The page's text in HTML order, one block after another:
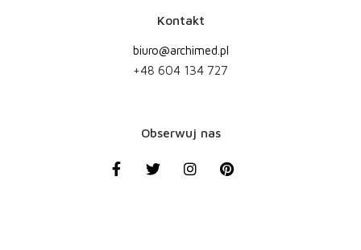
Kontakt
biuro@archimed.pl
+48 604 134 727
Obserwuj nas